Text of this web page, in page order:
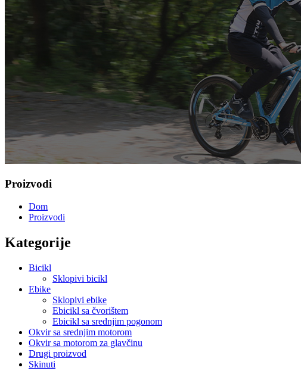
Proizvodi
Dom
Proizvodi
Kategorije
Bicikl
Sklopivi bicikl
Ebike
Sklopivi ebike
Ebicikl sa čvorištem
Ebicikl sa srednjim pogonom
Okvir sa srednjim motorom
Okvir sa motorom za glavčinu
Drugi proizvod
Skinuti